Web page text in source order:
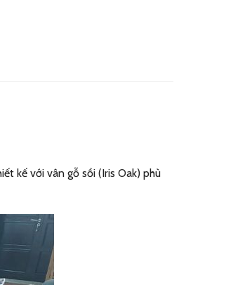
kế với vân gỗ sồi (Iris Oak) phù